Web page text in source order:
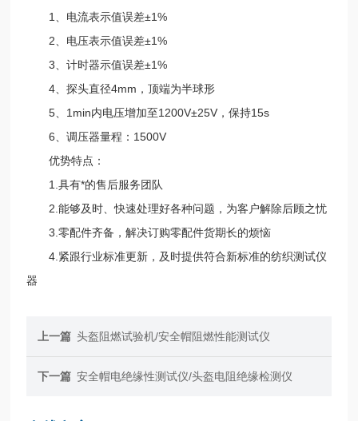
1、电流表示值误差±1%
2、电压表示值误差±1%
3、计时器示值误差±1%
4、探头直径4mm，顶端为半球形
5、1min内电压增加至1200V±25V，保持15s
6、调压器量程：1500V
优势特点：
1.具有*的售后服务团队
2.能够及时、快速处理好各种问题，为客户解除后顾之忧
3.零配件齐备，解决订购零配件货期长的烦恼
4.紧跟行业标准更新，及时提供符合新标准的纺织测试仪
器
上一篇 头盔阻燃试验机/安全帽阻燃性能测试仪
下一篇 安全帽电绝缘性测试仪/头盔电阻绝缘检测仪